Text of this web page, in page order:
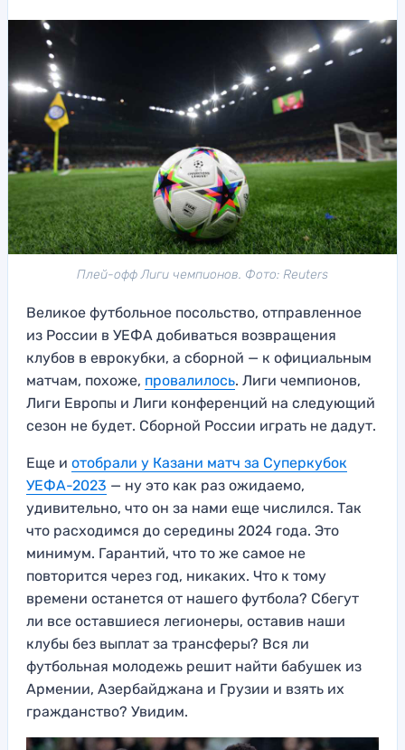
Плей-офф Лиги чемпионов. Фото: Reuters
Великое футбольное посольство, отправленное
из России в УЕФА добиваться возвращения
клубов в еврокубки, а сборной — к официальным
матчам, похоже, провалилось. Лиги чемпионов,
Лиги Европы и Лиги конференций на следующий
сезон не будет. Сборной России играть не дадут.
Еще и отобрали у Казани матч за Суперкубок
УЕФА-2023 — ну это как раз ожидаемо,
удивительно, что он за нами еще числился. Так
что расходимся до середины 2024 года. Это
минимум. Гарантий, что то же самое не
повторится через год, никаких. Что к тому
времени останется от нашего футбола? Сбегут
ли все оставшиеся легионеры, оставив наши
клубы без выплат за трансферы? Вся ли
футбольная молодежь решит найти бабушек из
Армении, Азербайджана и Грузии и взять их
гражданство? Увидим.